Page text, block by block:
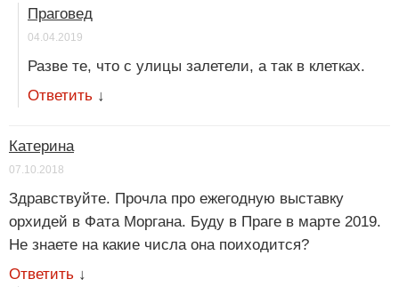
Праговед
04.04.2019
Разве те, что с улицы залетели, а так в клетках.
Ответить ↓
Катерина
07.10.2018
Здравствуйте. Прочла про ежегодную выставку
орхидей в Фата Моргана. Буду в Праге в марте 2019.
Не знаете на какие числа она поиходится?
Ответить ↓